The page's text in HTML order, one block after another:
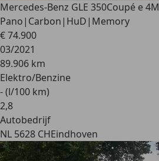
Mercedes-Benz GLE 350Coupé e 4M
Pano|Carbon|HuD|Memory
€ 74.900
03/2021
89.906 km
Elektro/Benzine
- (l/100 km)
2,8
Autobedrijf
NL 5628 CHEindhoven